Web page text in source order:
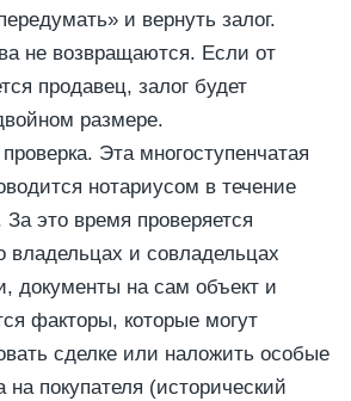
и вернуть залог.
не возвращаются. Если от
продавец, залог будет
размере.
Эта многоступенчатая
нотариусом в течение
это время проверяется
и совладельцах
документы на сам объект и
факторы, которые могут
сделке или наложить особые
на покупателя (исторический